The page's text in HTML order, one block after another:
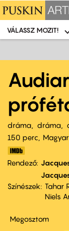
Moziválasztó
menü
VÁLASSZ MOZIT!
dráma dráma
150 perc,
Rendező
Színészek
Tahar
Niels
Megosztom